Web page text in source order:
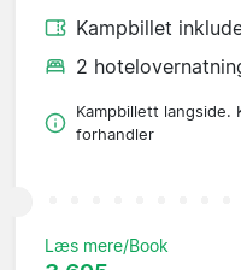
Kampbillet
2
Kampbillett langside.
forhandler
Læs mere/Book